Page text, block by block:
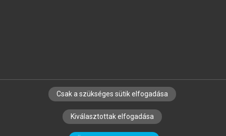
SZERZŐKNEK CÉGEKNEK KÖNYVTÁROSOKNAK
SZERKESZTÉSI ÉS LEKTORÁLÁSI ALAPELVEK
Csak a szükséges sütik elfogadása
Kiválasztottak elfogadása